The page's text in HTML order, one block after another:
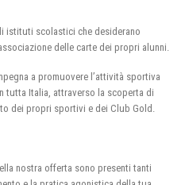
istituti scolastici che desiderano
delle carte dei propri alunni.
a promuovere l’attività sportiva
tutta Italia, attraverso la scoperta di
dei propri sportivi e dei Club Gold.
nostra offerta sono presenti tanti